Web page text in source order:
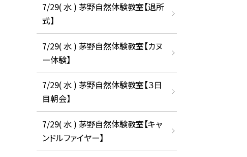
7/29( 水 ) 茅野自然体験教室【退所
式】
7/29( 水 ) 茅野自然体験教室【カヌ
ー体験】
7/29( 水 ) 茅野自然体験教室【３日
目朝会】
7/29( 水 ) 茅野自然体験教室【キャ
ンドルファイヤー】